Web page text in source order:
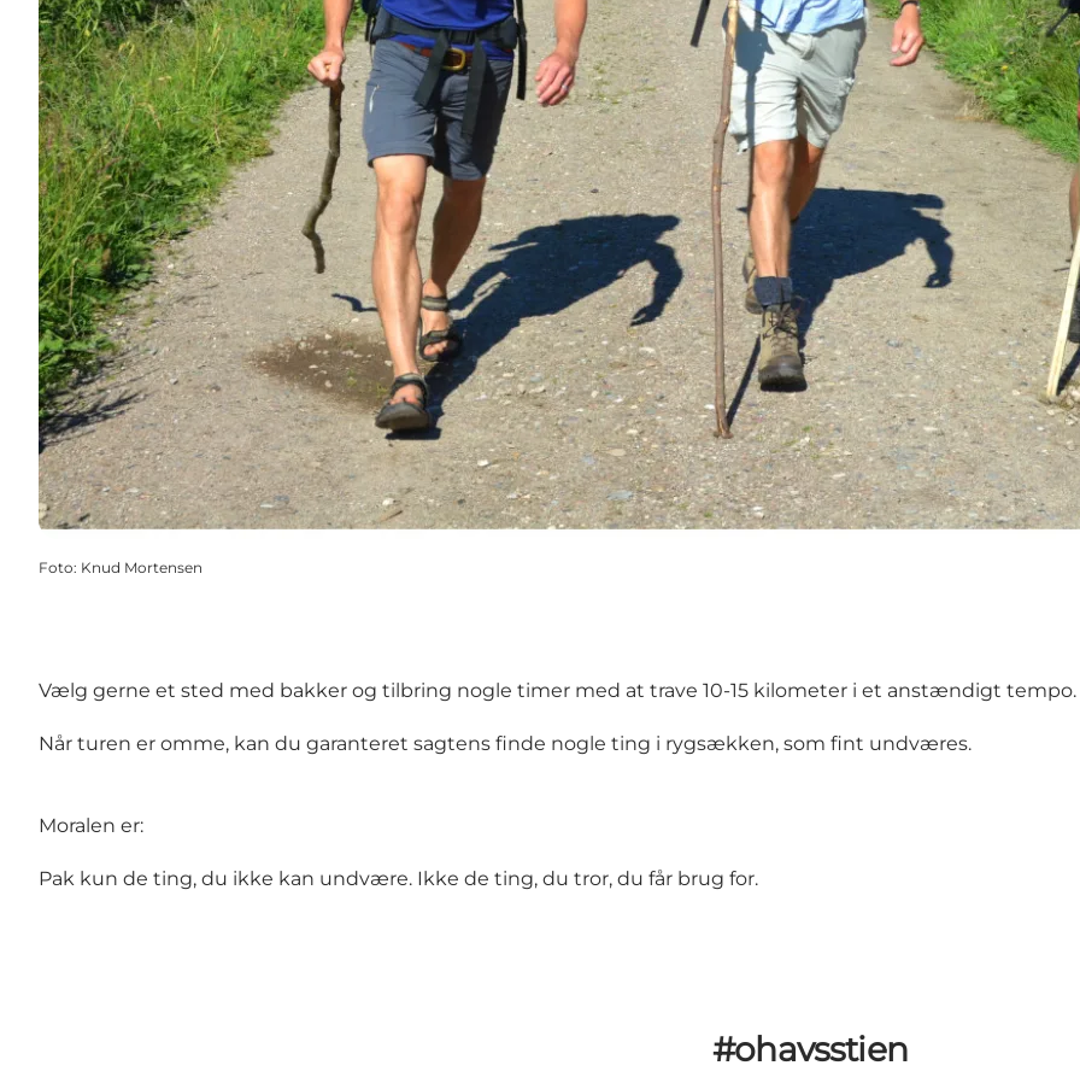
Foto: Knud Mortensen
Vælg gerne et sted med bakker og tilbring nogle timer med at trave 10-15 kilometer i et anstændigt tempo.
Når turen er omme, kan du garanteret sagtens finde nogle ting i rygsækken, som fint undværes.
Moralen er:
Pak kun de ting, du ikke kan undvære. Ikke de ting, du tror, du får brug for.
#ohavsstien